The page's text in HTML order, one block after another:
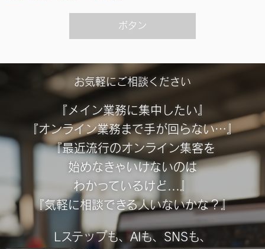
ボタン
お気軽にご相談ください
『メイン業務に集中したい』
『オンライン業務まで手が回らない…』
『最近流行のオンライン集客を
始めなきゃいけないのは
わかっているけど...』
『気軽に相談できる人いないかな？』
Lステップも、AIも、SNSも、